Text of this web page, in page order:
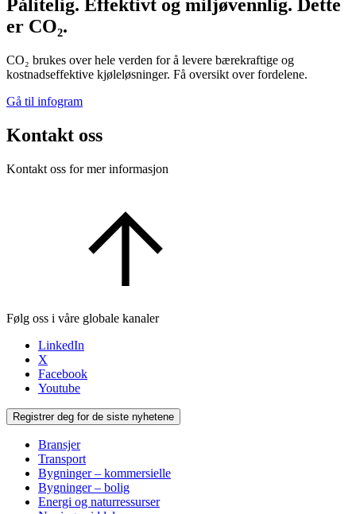
Pålitelig. Effektivt og miljøvennlig. Dette
er CO₂.
CO₂ brukes over hele verden for å levere bærekraftige og
kostnadseffektive kjøleløsninger. Få oversikt over fordelene.
Gå til infogram
Kontakt oss
Kontakt oss for mer informasjon
Følg oss i våre globale kanaler
LinkedIn
X
Facebook
Youtube
Registrer deg for de siste nyhetene
Bransjer
Transport
Bygninger – kommersielle
Bygninger – bolig
Energi og naturressurser